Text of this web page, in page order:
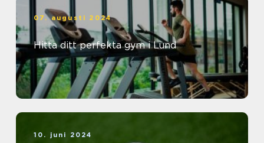
07. augusti 2024
Hitta ditt perfekta gym i Lund
10. juni 2024